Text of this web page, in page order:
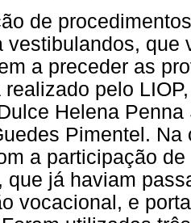
de
vestibulandos, que
a preceder as
realizado pelo
Helena Penna
Pimentel.
a participação
que já haviam
vocacional, e